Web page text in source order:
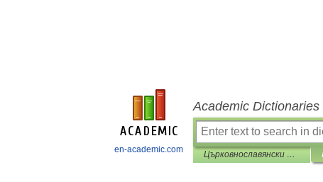
en-academic.com
Academic
Църковнославянски речник